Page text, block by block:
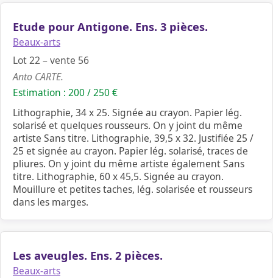
Etude pour Antigone. Ens. 3 pièces.
Beaux-arts
Lot 22 – vente 56
Anto CARTE.
Estimation : 200 / 250 €
Lithographie, 34 x 25. Signée au crayon. Papier lég.
solarisé et quelques rousseurs. On y joint du même
artiste Sans titre. Lithographie, 39,5 x 32. Justifiée 25 /
25 et signée au crayon. Papier lég. solarisé, traces de
pliures. On y joint du même artiste également Sans
titre. Lithographie, 60 x 45,5. Signée au crayon.
Mouillure et petites taches, lég. solarisée et rousseurs
dans les marges.
Les aveugles. Ens. 2 pièces.
Beaux-arts